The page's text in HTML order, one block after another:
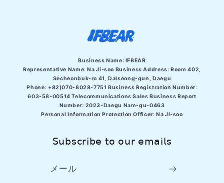
Business Name: IFBEAR
Representative Name: Na Ji-soo Business Address: Room 402,
Secheonbuk-ro 41, Dalseong-gun, Daegu
Phone: +82)070-8028-7751 Business Registration Number:
603-58-00514 Telecommunications Sales Business Report
Number: 2023-Daegu Nam-gu-0463
Personal Information Protection Officer: Na Ji-soo
𝖲𝗎𝖻𝗌𝖼𝗋𝗂𝖻𝖾 𝗍𝗈 𝗈𝗎𝗋 𝖾𝗆𝖺𝗂𝗅𝗌
メール